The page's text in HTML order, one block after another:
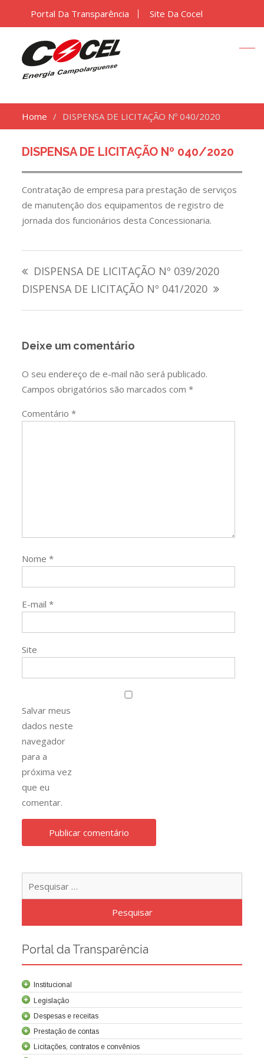
Portal Da Transparência Site Da Cocel
Home DISPENSA DE LICITAÇÃO Nº 040/2020
DISPENSA DE LICITAÇÃO Nº 040/2020
Contratação de empresa para prestação de serviços
de manutenção dos equipamentos de registro de
jornada dos funcionários desta Concessionaria.
DISPENSA DE LICITAÇÃO Nº 039/2020
DISPENSA DE LICITAÇÃO Nº 041/2020
Deixe um comentário
O seu endereço de e-mail não será publicado.
Campos obrigatórios são marcados com*
Comentário*
Nome*
E-mail*
Site
Salvar meus
dados neste
navegador
para a
próxima vez
que eu
comentar.
Portal da Transparência
Institucional
Legislação
Despesas e receitas
Prestação de contas
Licitações, contratos e convênios